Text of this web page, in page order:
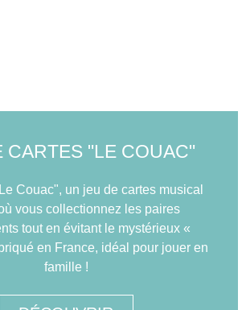
CARTES "LE COUAC"
Couac", un jeu de cartes musical
vous collectionnez les paires
tout en évitant le mystérieux «
en France, idéal pour jouer en
famille !